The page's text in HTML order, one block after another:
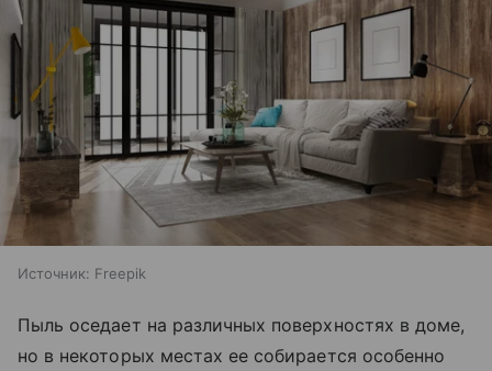
Источник: Freepik
Пыль оседает на различных поверхностях в доме,
но в некоторых местах ее собирается особенно